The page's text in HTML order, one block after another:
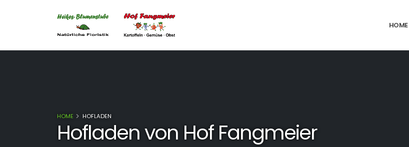
HOME
HOME HOFLADEN
Hofladen von Hof Fangmeier